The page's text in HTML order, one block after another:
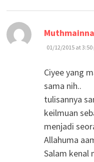
01/12/2015 at 3:50
Ciyee yang
sama nih..
tulisannya
keilmuan
menjadi
Allahuma
Salam kenal